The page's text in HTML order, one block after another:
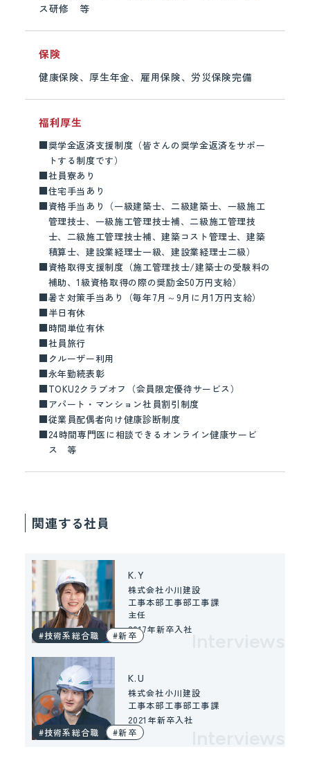
ス研修 等
保険
健康保険、厚生年金、雇用保険、労災保険完備
福利厚生
■奨学金返済支援制度（皆さんの奨学金返済をサポー
トする制度です）
■社員寮あり
■住宅手当あり
■資格手当あり（一級建築士、二級建築士、一級施工
管理技士、一級施工管理技士補、二級施工管理技
士、二級施工管理技士補、建築コスト管理士、建築
積算士、建設業経理士一級、建設業経理士二級）
■資格取得支援制度（施工管理技士/建築士の受験料の
補助、1級資格取得の際の奨励金50万円支給）
■暑さ対策手当あり（毎年7月～9月に月1万円支給）
■半日有休
■時間単位有休
■社員旅行
■ クルーザー利用
■永年勤続表彰
■TOKU2クラブオフ（会員限定優待サービス）
■アパート・マンション社員割引制度
■従業員配偶者向け健康診断制度
■24時間専門医に相談できるオンライン健康サービ
ス 等
関連する社員
K.Y
株式会社小川建設
工事本部工事部工事課
主任
2017年新卒入社
#技術系総合職 #新卒
K.U
株式会社小川建設
工事本部工事部工事課
2021年新卒入社
#技術系総合職
#新卒